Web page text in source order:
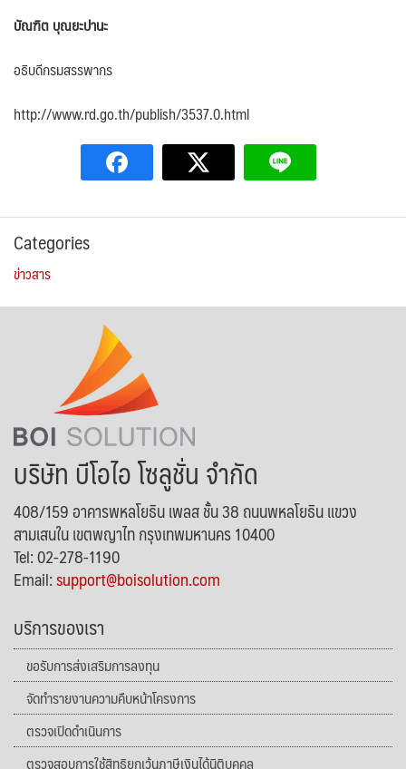
บัณฑิต บุณยะปานะ
อธิบดีกรมสรรพากร
http://www.rd.go.th/publish/3537.0.html
Categories
ข่าวสาร
บริษัท บีโอไอ โซลูชั่น จำกัด
408/159 อาคารพหลโยธิน เพลส ชั้น 38 ถนนพหลโยธิน แขวง
สามเสนใน เขตพญาไท กรุงเทพมหานคร 10400
Tel: 02-278-1190
Email:support@boisolution.com
บริการของเรา
ขอรับการส่งเสริมการลงทุน
จัดทำรายงานความคืบหน้าโครงการ
ตรวจเปิดดำเนินการ
ตรวจสอบการใช้สิทธิยกเว้นภาษีเงินได้นิติบุคคล